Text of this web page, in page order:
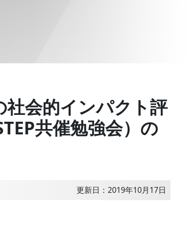
会的インパクト評
共催勉強会）の
更新日：2019年10月17日